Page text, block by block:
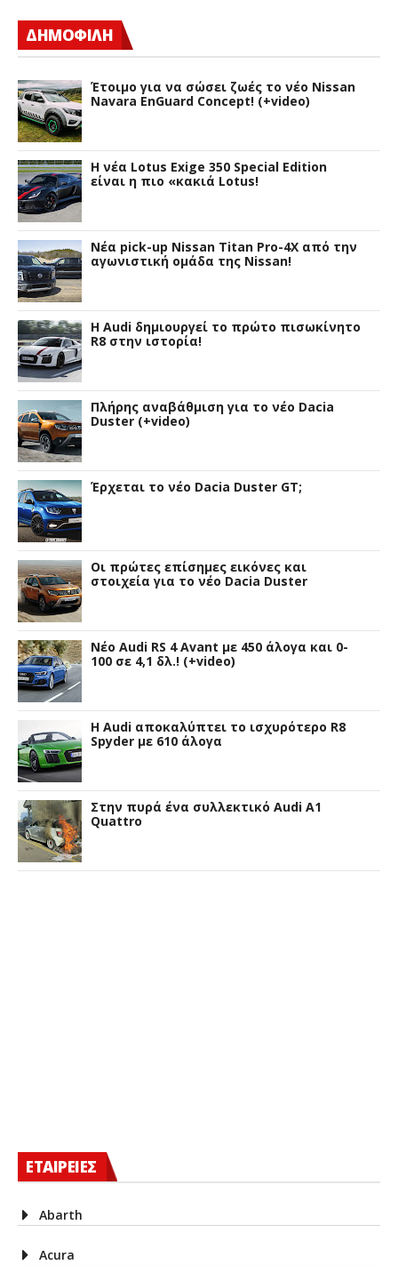
ΔΗΜΟΦΙΛΗ
Έτοιμο για να σώσει ζωές το νέο Nissan
Navara EnGuard Concept! (+video)
H νέα Lotus Exige 350 Special Edition
είναι η πιο «κακιά Lotus!
Νέα pick-up Nissan Titan Pro-4X από την
αγωνιστική ομάδα της Nissan!
Η Audi δημιουργεί το πρώτο πισωκίνητο
R8 στην ιστορία!
Πλήρης αναβάθμιση για το νέο Dacia
Duster (+video)
Έρχεται το νέο Dacia Duster GT;
Οι πρώτες επίσημες εικόνες και
στοιχεία για το νέο Dacia Duster
Νέο Audi RS 4 Avant με 450 άλογα και 0-
100 σε 4,1 δλ.! (+video)
Η Audi αποκαλύπτει το ισχυρότερο R8
Spyder με 610 άλογα
Στην πυρά ένα συλλεκτικό Audi A1
Quattro
ΕΤΑΙΡΕΙΕΣ
Abarth
Acura